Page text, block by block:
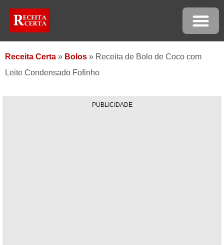
Receita Certa » Bolos » Receita de Bolo de Coco com
Leite Condensado Fofinho
PUBLICIDADE